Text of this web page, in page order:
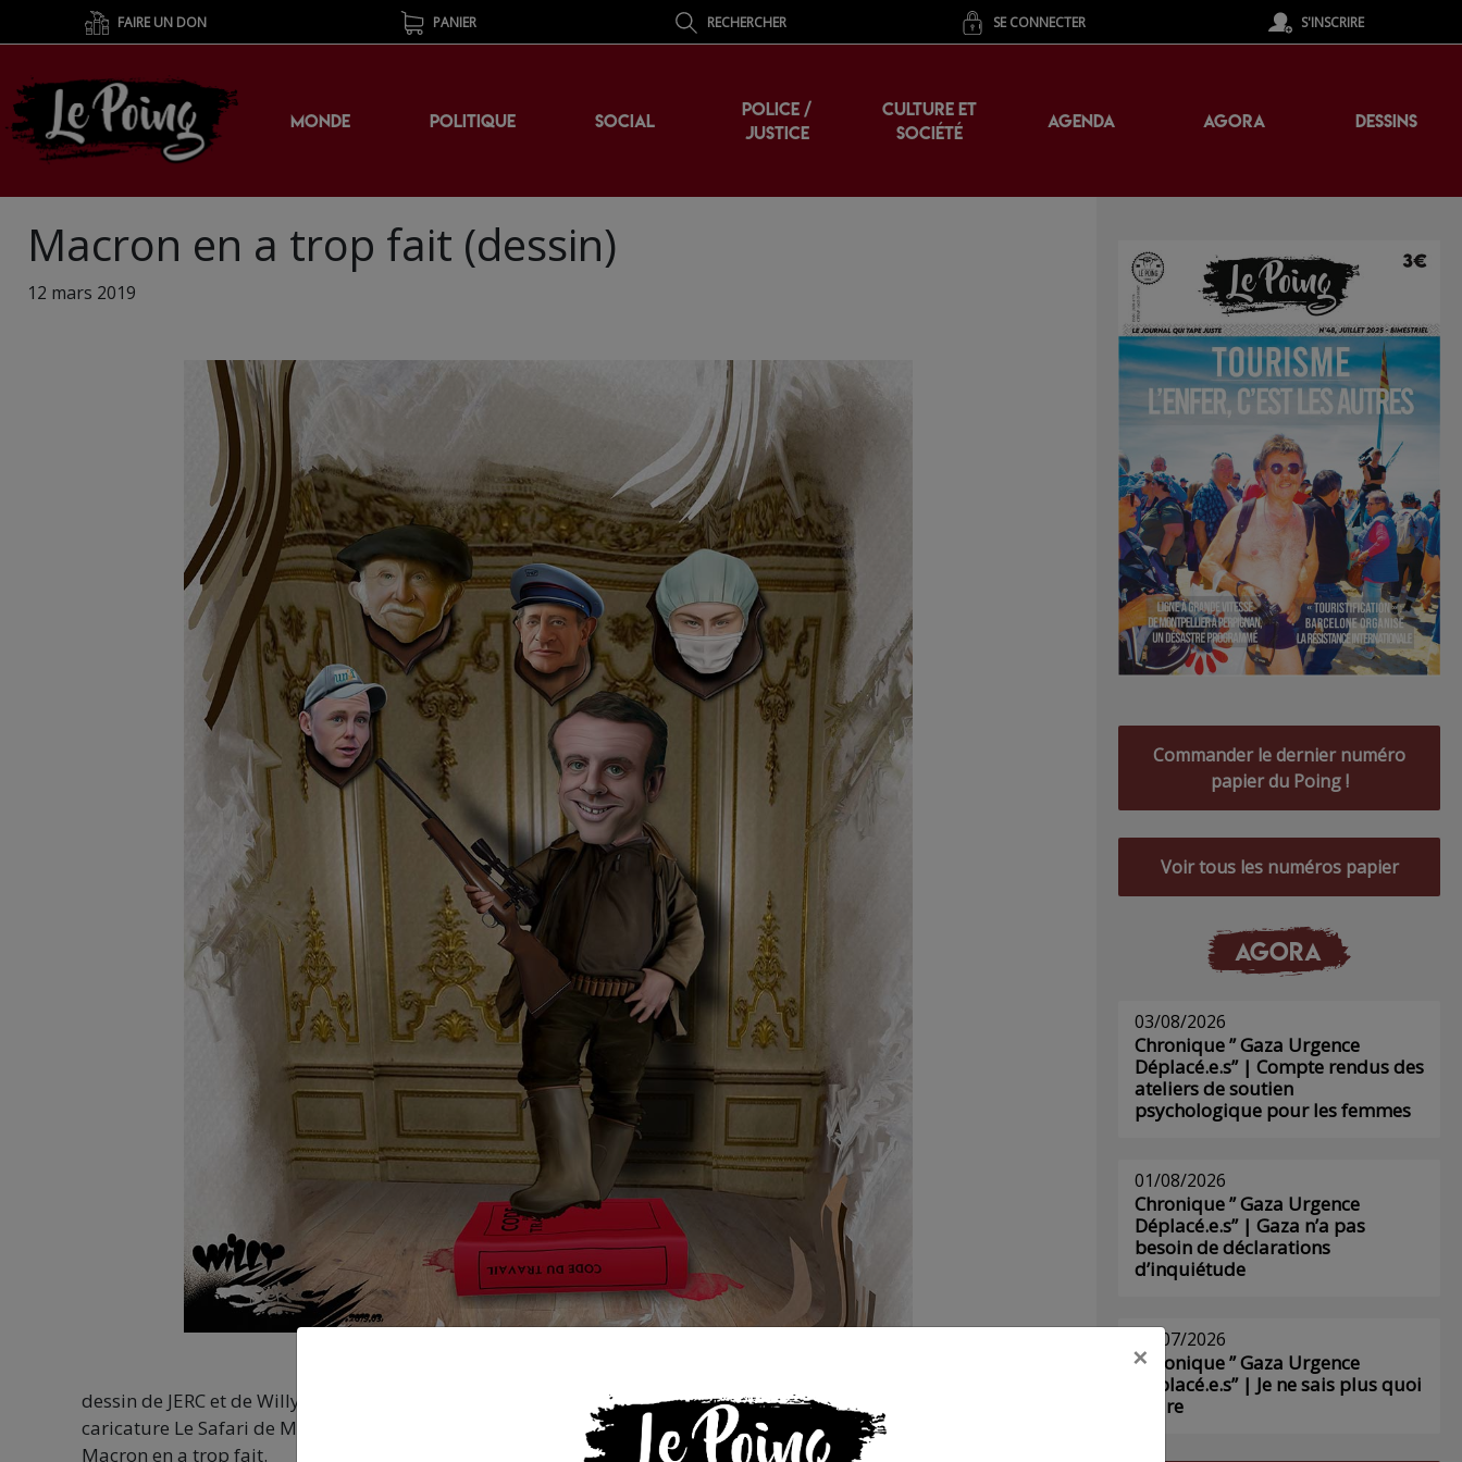
FAIRE UN DON PANIER RECHERCHER SE CONNECTER S'INSCRIRE
MONDE POLITIQUE SOCIAL
POLICE /
JUSTICE
CULTURE ET
SOCIÉTÉ
AGENDA AGORA DESSINS
Macron en a trop fait (dessin)
12 mars 2019
dessin de JERC et de Willy texte d’AKAKU du mardi 12 mars 2019
caricature Le Safari de Macron
Macron en a trop fait.
Commander le dernier numéro
papier du Poing !
Voir tous les numéros papier
AGORA
03/08/2026
Chronique ” Gaza Urgence
Déplacé.e.s” | Compte rendus des
ateliers de soutien
psychologique pour les femmes
01/08/2026
Chronique ” Gaza Urgence
Déplacé.e.s” | Gaza n’a pas
besoin de déclarations
d’inquiétude
29/07/2026
Chronique ” Gaza Urgence
Déplacé.e.s” | Je ne sais plus quoi
écrire
×